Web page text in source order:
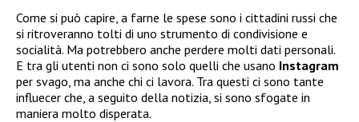
Come si può capire, a farne le spese sono i cittadini russi che
si ritroveranno tolti di uno strumento di condivisione e
socialità. Ma potrebbero anche perdere molti dati personali.
E tra gli utenti non ci sono solo quelli che usano Instagram
per svago, ma anche chi ci lavora. Tra questi ci sono tante
influecer che, a seguito della notizia, si sono sfogate in
maniera molto disperata.